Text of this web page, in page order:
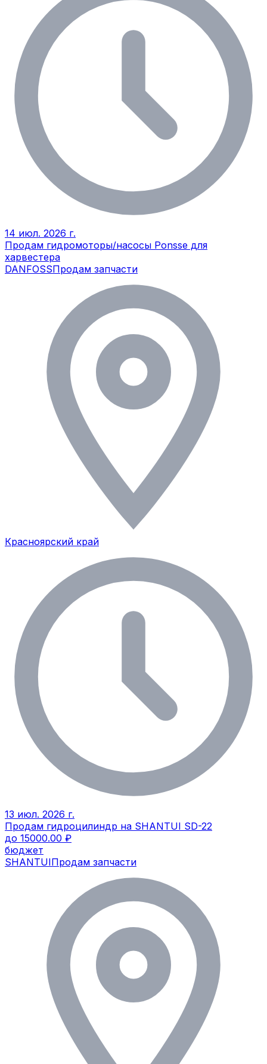
14 июл. 2026 г.
Продам гидромоторы/насосы Ponsse для
харвестера
DANFOSSПродам запчасти
Красноярский край
13 июл. 2026 г.
Продам гидроцилиндр на SHANTUI SD-22
до 15000.00 ₽
бюджет
SHANTUIПродам запчасти